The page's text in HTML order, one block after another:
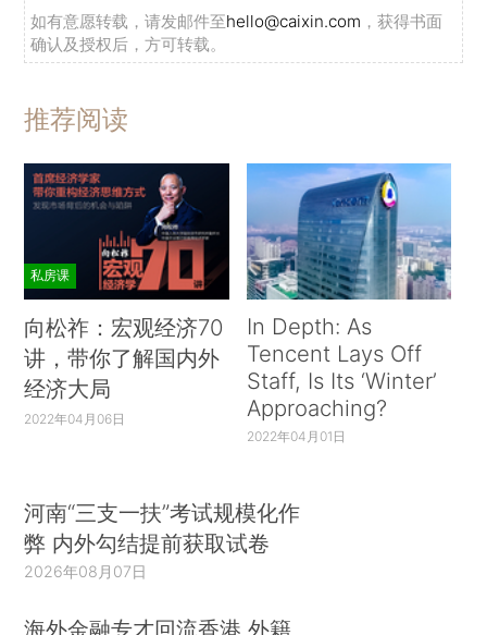
如有意愿转载，请发邮件至hello@caixin.com ，获得书面
确认及授权后，方可转载。
推荐阅读
私房课
向松祚：宏观经济70
讲，带你了解国内外
经济大局
2022年04月06日
In Depth: As
Tencent Lays Off
Staff, Is Its ‘Winter’
Approaching?
2022年04月01日
河南“三支一扶”考试规模化作
弊 内外勾结提前获取试卷
2026年08月07日
海外金融专才回流香港 外籍